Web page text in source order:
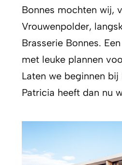
Bonnes mochten wij,
Vrouwenpolder,
Brasserie Bonnes.
met leuke plannen
Laten we beginnen bij
Patricia heeft dan nu